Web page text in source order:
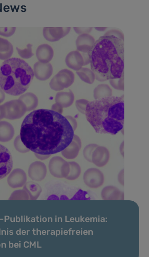
Publikation in Leukemia:
der therapiefreien
bei CML